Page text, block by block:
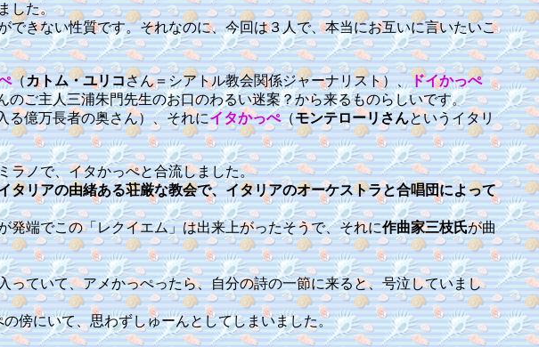
した。
きない性質です。それなのに、今回は３人で、本当にお互いに言いたいこ
（カトム・ユリコさん＝シアトル教会関係ジャーナリスト）、ドイかっぺ
ご主人三浦朱門先生のお口のわるい迷案？から来るものらしいです。
る億万長者の奥さん）、それにイタかっぺ（モンテローリさんというイタリ
ラノで、イタかっぺと合流しました。
タリアの由緒ある荘厳な教会で、イタリアのオーケストラと合唱団によって
発端でこの「レクイエム」は出来上がったそうで、それに作曲家三枝氏が曲
ていて、アメかっぺったら、自分の詩の一節に来ると、号泣していまし
傍にいて、思わずしゅーんとしてしまいました。